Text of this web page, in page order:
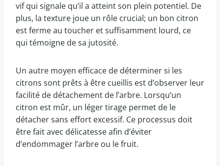
vif qui signale qu’il a atteint son plein potentiel. De
plus, la texture joue un rôle crucial; un bon citron
est ferme au toucher et suffisamment lourd, ce
qui témoigne de sa jutosité.
Un autre moyen efficace de déterminer si les
citrons sont prêts à être cueillis est d’observer leur
facilité de détachement de l’arbre. Lorsqu’un
citron est mûr, un léger tirage permet de le
détacher sans effort excessif. Ce processus doit
être fait avec délicatesse afin d’éviter
d’endommager l’arbre ou le fruit.